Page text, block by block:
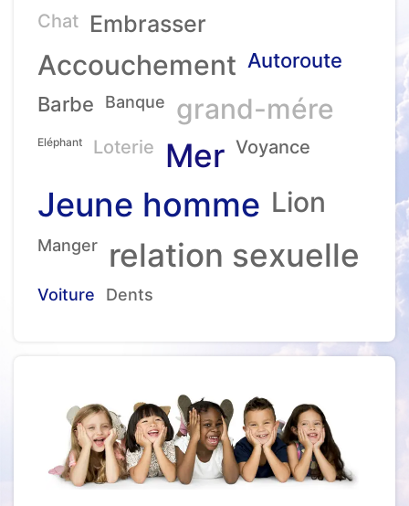
Chat Embrasser
Accouchement Autoroute
Barbe
Banque grand-mére
Eléphant Loterie Mer Voyance
Jeune homme Lion
Manger relation sexuelle
Voiture Dents